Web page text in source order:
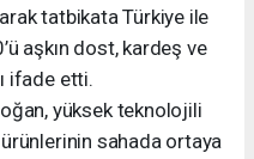
tatbikata Türkiye ile
aşkın dost, kardeş ve
ifade etti.
yüksek teknolojili
sahada ortaya